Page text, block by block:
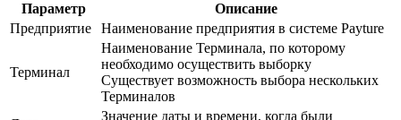
Параметр
Описание
Предприятие
Наименование предприятия в системе Payture
Терминал
Наименование Терминала, по которому
необходимо осуществить выборку
Существует возможность выбора нескольких
Терминалов
Значение даты и времени, когда были